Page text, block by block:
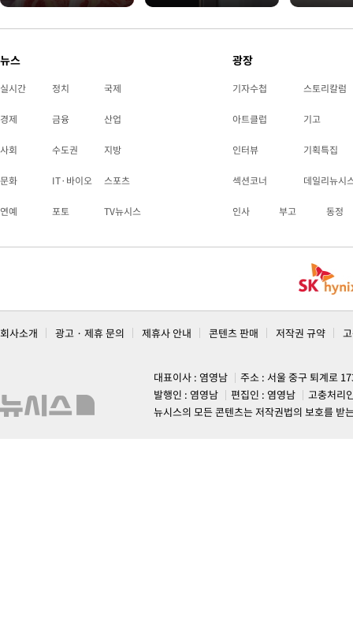
뉴스
실시간 정치 국제
경제 금융 산업
사회 수도권 지방
문화 IT·바이오 스포츠
연예 포토 TV뉴시스
광장
기자수첩 스토리칼럼
아트클럽 기고
인터뷰 기획특집
섹션코너 데일리뉴시
인사 부고 동정
회사소개 광고 · 제휴 문의 제휴사 안내 콘텐츠 판매 저작권 규약
대표이사 : 염영남
주소 : 서울 중구 퇴계로
발행인 : 염영남
편집인 : 염영남
고충처리
뉴시스의 모든 콘텐츠는 저작권법의 보호를